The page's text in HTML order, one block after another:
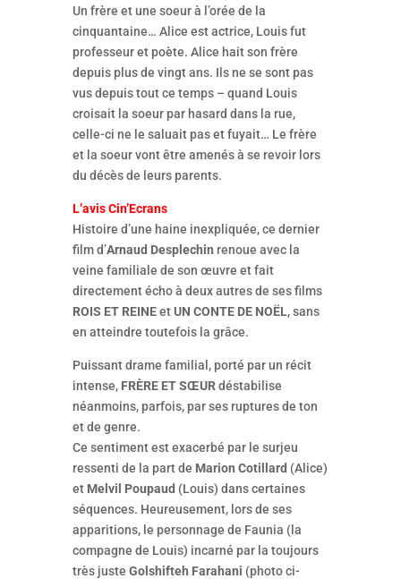
Un frère et une soeur à l’orée de la
cinquantaine… Alice est actrice, Louis fut
professeur et poète. Alice hait son frère
depuis plus de vingt ans. Ils ne se sont pas
vus depuis tout ce temps – quand Louis
croisait la soeur par hasard dans la rue,
celle-ci ne le saluait pas et fuyait… Le frère
et la soeur vont être amenés à se revoir lors
du décès de leurs parents.
L’avis Cin’Ecrans
Histoire d’une haine inexpliquée, ce dernier
film d’Arnaud Desplechin renoue avec la
veine familiale de son œuvre et fait
directement écho à deux autres de ses films
ROIS ET REINEetUN CONTE DE NOËL, sans
en atteindre toutefois la grâce.
Puissant drame familial, porté par un récit
intense, FRÈRE ET SŒURdéstabilise
néanmoins, parfois, par ses ruptures de ton
et de genre.
Ce sentiment est exacerbé par le surjeu
ressenti de la part de Marion Cotillard (Alice)
et Melvil Poupaud (Louis) dans certaines
séquences. Heureusement, lors de ses
apparitions, le personnage de Faunia (la
compagne de Louis) incarné par la toujours
très juste Golshifteh Farahani (photo ci-